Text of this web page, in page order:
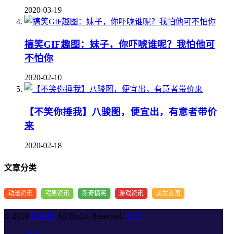
2020-03-19
搞笑GIF趣图：妹子，你吓唬谁呢？我怕他可
不怕你
2020-02-10
【不笑你捶我】八骏图，便宜出，有意者带价
来
2020-02-18
文章分类
动漫资讯 宅男资讯 新奇搞笑 游戏资讯 美女美图
© 2019 优宅社 All Rights Reserved. 关于